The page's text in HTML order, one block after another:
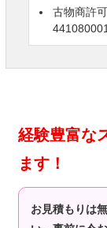
古物商許
経験豊富な
ます！
お見積もりは